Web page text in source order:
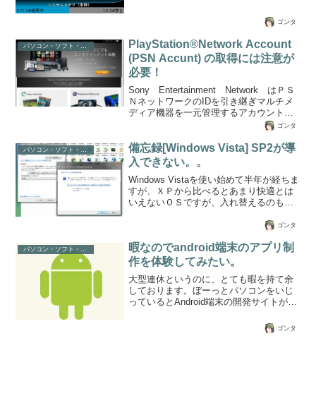
ゴンタ
パソコン・ソフト・ゲーム関係
PlayStation®Network Account
(PSN Accunt) の取得には注意が
必要！
Sony Entertainment Network はＰＳ
ＮネットワークのIDを引き継ぎマルチメ
ディア機器を一元管理するアカウントサ
PlayStation3のCall of Duty:Modern
Warfare 3を長男と遊んでいますが、二時
同時にFPSする場合は1画面に上下2分割
で操作するため、マシンの処理スピード
による反応の遅れと市や範囲が狭い画面
でのプレイのためかなりDeath-Kill比に影
響が出ます。今回、太っ腹にPS3を購入
ゴンタ
パソコン・ソフト・ゲーム関係
備忘録[Windows Vista] SP2が導
入できない。。
Windows Vistaを使い始めて半年が経ちま
すが、ＸＰから比べるとあまり快適とは
いえないＯＳですが、入れ替えるのも面
リリースされ、定期的に更新されている
した。。いろいろ調べてみたら、他言語
導入されている場合は削除しないと導入
できないとか。更には一気に削除でき
ず、1件一件削除するしかないそうです。
SP2がインストールできていない方は調
べてみてください。。１．「コントロー
ゴンタ
パソコン・ソフト・ゲーム関係
暇なのでandroid端末のアプリ制
作を体験してみたい。
大型連休というのに、とても暇を持て余
しております。ぼーっとパソコンをいじ
っているとAndroid端末の開発サイトがあ
ったので勉強してみようかと・・。いつ
も、こんな調子で中途半端なのでどこま
ゴンタ